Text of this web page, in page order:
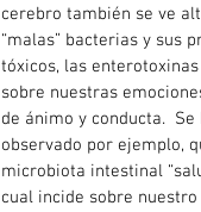
cerebro también se ve
“malas” bacterias y sus
tóxicos, las
sobre nuestras
de ánimo y conducta.  Se
observado por ejemplo,
microbiota intestinal
cual incide sobre